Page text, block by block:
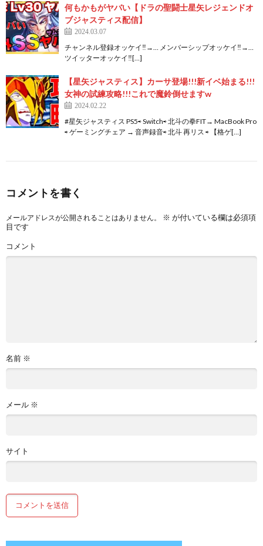
何もかもがヤバい【ドラの聖闘士星矢レジェンドオ
ブジャスティス配信】
2024.03.07
チャンネル登録オッケイ‼→…​ メンバーシップオッケイ‼→…​
ツイッターオッケイ‼[…]
【星矢ジャスティス】カーサ登場!!!新イベ始まる!!!
女神の試練攻略!!!これで魔鈴倒せますw
2024.02.22
#星矢ジャスティス PS5⇨ Switch⇨ 北斗の拳FIT→ MacBook Pro
⇨ ゲーミングチェア → 音声録音⇨ 北斗 再リス ⇨ 【格ゲ[…]
コメントを書く
メールアドレスが公開されることはありません。 ※ が付いている欄は必須項
目です
コメント
名前 ※
メール ※
サイト